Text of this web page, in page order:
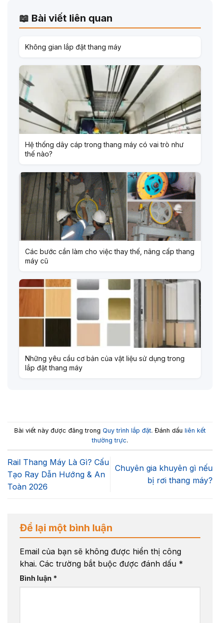
📖 Bài viết liên quan
Không gian lắp đặt thang máy
Hệ thống dây cáp trong thang máy có vai trò như
thế nào?
Các bước cần làm cho việc thay thế, nâng cấp thang
máy cũ
Những yêu cầu cơ bản của vật liệu sử dụng trong
lắp đặt thang máy
Bài viết này được đăng trong Quy trình lắp đặt. Đánh dấu liên kết
thường trực.
Rail Thang Máy Là Gì? Cấu
Tạo Ray Dẫn Hướng & An
Toàn 2026
Chuyên gia khuyên gì nếu
bị rơi thang máy?
Để lại một bình luận
Email của bạn sẽ không được hiển thị công
khai. Các trường bắt buộc được đánh dấu *
Bình luận *